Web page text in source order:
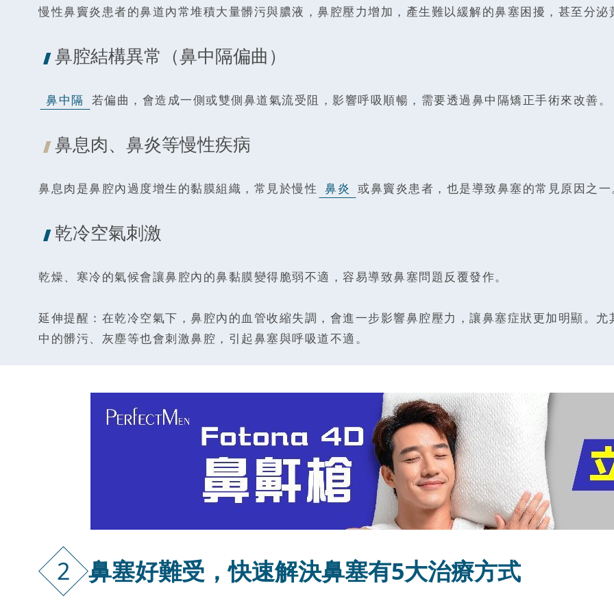
慢性鼻竇炎患者的鼻道內常堆積大量髒污與膿液，鼻腔壓力增加，產生難以緩解的鼻塞困擾，甚至分泌
鼻腔結構異常（鼻中隔偏曲）
鼻中隔 若偏曲，會造成一側或雙側鼻道氣流受阻，影響呼吸順暢，需要透過鼻中隔矯正手術來改善。
鼻息肉、鼻炎等慢性疾病
鼻息肉是鼻腔內過度增生的黏膜組織，常見於慢性 鼻炎 或鼻竇炎患者，也是導致鼻塞的常見原因之一
乾冷空氣刺激
乾燥、寒冷的氣候會讓鼻腔內的鼻黏膜變得脆弱不適，容易導致鼻塞問題反覆發作。
延伸提醒：在乾冷空氣下，鼻腔內的血管收縮失調，會進一步影響鼻腔壓力，讓鼻塞症狀更加明顯。
中的髒污、灰塵等也會刺激鼻腔，引起鼻塞與呼吸道不適。
2 鼻塞好難受，快速解決鼻塞有5大治療方式